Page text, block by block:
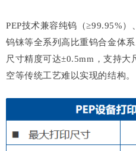
PEP技术兼容纯钨（≥99.95%）
钨铼等全系列高比重钨合金体
尺寸精度可达±0.5mm，支持大
空等传统工艺难以实现的结构。